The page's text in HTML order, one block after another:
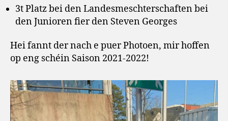
3t Platz bei den Landesmeschterschaften bei
den Junioren fier den Steven Georges
Hei fannt der nach e puer Photoen, mir hoffen
op eng schéin Saison 2021-2022!